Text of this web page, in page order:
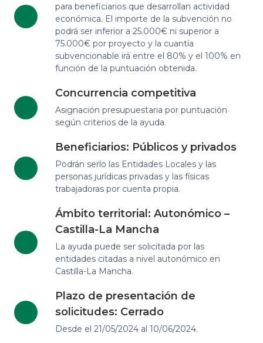
para beneficiarios que desarrollan actividad
económica. El importe de la subvención no
podrá ser inferior a 25.000€ ni superior a
75.000€ por proyecto y la cuantía
subvencionable irá entre el 80% y el 100% en
función de la puntuación obtenida.
Concurrencia competitiva
Asignación presupuestaria por puntuación
según criterios de la ayuda.
Beneficiarios: Públicos y privados
Podrán serlo las Entidades Locales y las
personas jurídicas privadas y las físicas
trabajadoras por cuenta propia.
Ámbito territorial: Autonómico –
Castilla-La Mancha
La ayuda puede ser solicitada por las
entidades citadas a nivel autonómico en
Castilla-La Mancha.
Plazo de presentación de
solicitudes: Cerrado
Desde el 21/05/2024 al 10/06/2024.